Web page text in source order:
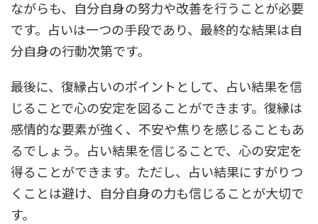
ながらも、自分自身の努力や改善を行うことが必要
です。占いは一つの手段であり、最終的な結果は自
分自身の行動次第です。
最後に、復縁占いのポイントとして、占い結果を信
じることで心の安定を図ることができます。復縁は
感情的な要素が強く、不安や焦りを感じることもあ
るでしょう。占い結果を信じることで、心の安定を
得ることができます。ただし、占い結果にすがりつ
くことは避け、自分自身の力も信じることが大切で
す。